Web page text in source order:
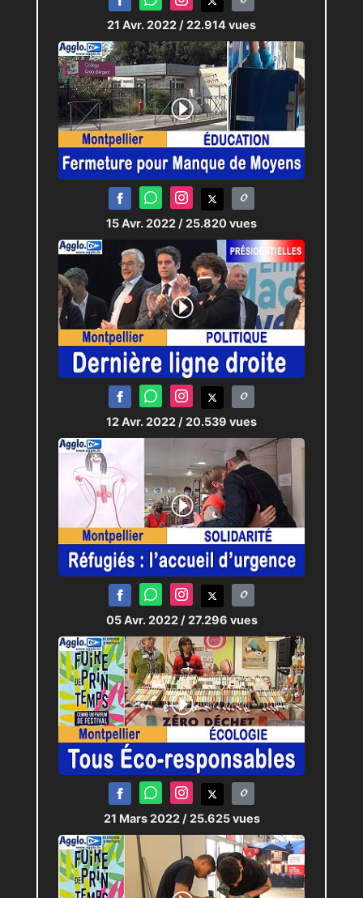
21 Avr. 2022 / 22.914 vues
15 Avr. 2022 / 25.820 vues
12 Avr. 2022 / 20.539 vues
05 Avr. 2022 / 27.296 vues
21 Mars 2022 / 25.625 vues